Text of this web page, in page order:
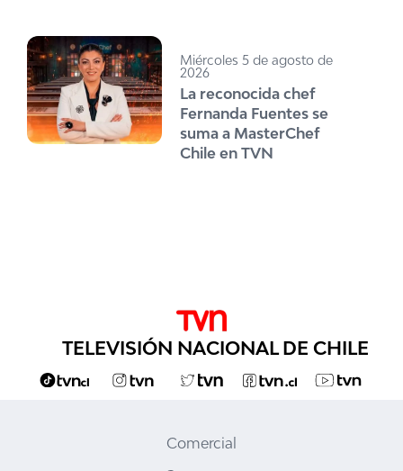
Miércoles 5 de agosto de
2026
La reconocida chef
Fernanda Fuentes se
suma a MasterChef
Chile en TVN
TELEVISIÓN NACIONAL DE CHILE
Comercial